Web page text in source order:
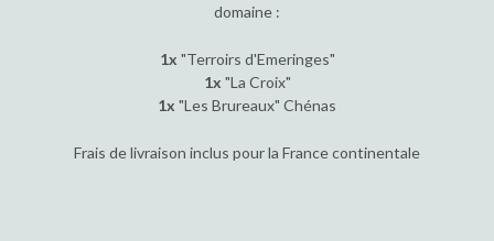
domaine :
1x "Terroirs d'Emeringes"
1x "La Croix"
1x "Les Brureaux" Chénas
Frais de livraison inclus pour la France continentale